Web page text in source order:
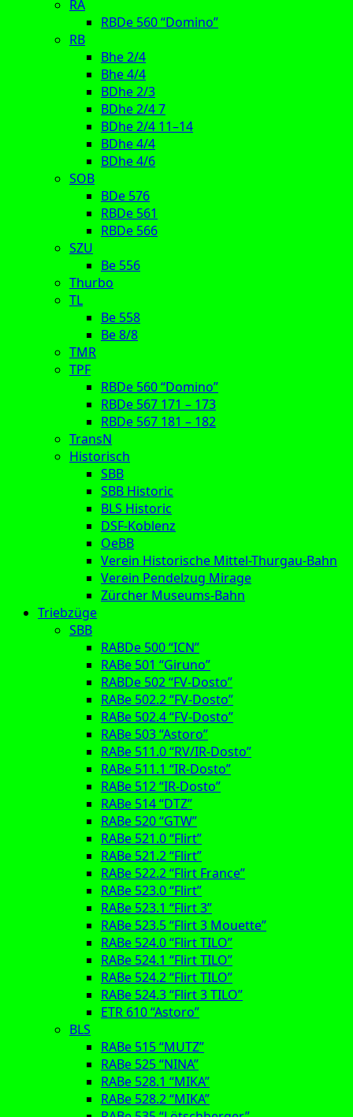
RA
RBDe 560 “Domino”
RB
Bhe 2/4
Bhe 4/4
BDhe 2/3
BDhe 2/4 7
BDhe 2/4 11–14
BDhe 4/4
BDhe 4/6
SOB
BDe 576
RBDe 561
RBDe 566
SZU
Be 556
Thurbo
TL
Be 558
Be 8/8
TMR
TPF
RBDe 560 “Domino”
RBDe 567 171 – 173
RBDe 567 181 – 182
TransN
Historisch
SBB
SBB Historic
BLS Historic
DSF-Koblenz
OeBB
Verein Historische Mittel-Thurgau-Bahn
Verein Pendelzug Mirage
Zürcher Museums-Bahn
Triebzüge
SBB
RABDe 500 “ICN”
RABe 501 “Giruno”
RABDe 502 “FV-Dosto”
RABe 502.2 “FV-Dosto”
RABe 502.4 “FV-Dosto”
RABe 503 “Astoro”
RABe 511.0 “RV/IR-Dosto”
RABe 511.1 “IR-Dosto”
RABe 512 “IR-Dosto”
RABe 514 “DTZ”
RABe 520 “GTW”
RABe 521.0 “Flirt”
RABe 521.2 “Flirt”
RABe 522.2 “Flirt France”
RABe 523.0 “Flirt”
RABe 523.1 “Flirt 3”
RABe 523.5 “Flirt 3 Mouette”
RABe 524.0 “Flirt TILO”
RABe 524.1 “Flirt TILO”
RABe 524.2 “Flirt TILO”
RABe 524.3 “Flirt 3 TILO”
ETR 610 “Astoro”
BLS
RABe 515 “MUTZ”
RABe 525 “NINA”
RABe 528.1 “MIKA”
RABe 528.2 “MIKA”